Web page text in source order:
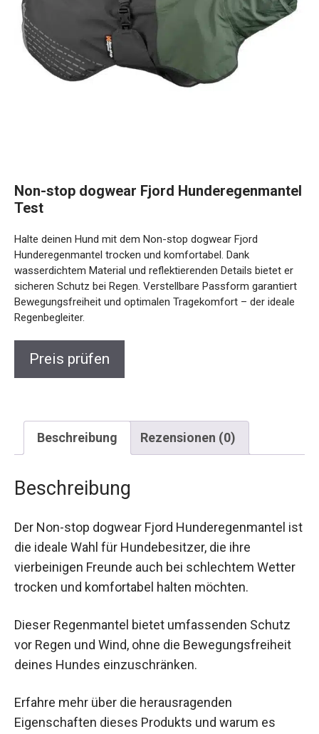
Non-stop dogwear Fjord Hunderegenmantel
Test
Halte deinen Hund mit dem Non-stop dogwear Fjord
Hunderegenmantel trocken und komfortabel. Dank
wasserdichtem Material und reflektierenden Details bietet er
sicheren Schutz bei Regen. Verstellbare Passform garantiert
Bewegungsfreiheit und optimalen Tragekomfort – der ideale
Regenbegleiter.
Preis prüfen
Beschreibung Rezensionen (0)
Beschreibung
Der Non-stop dogwear Fjord Hunderegenmantel ist
die ideale Wahl für Hundebesitzer, die ihre
vierbeinigen Freunde auch bei schlechtem Wetter
trocken und komfortabel halten möchten.
Dieser Regenmantel bietet umfassenden Schutz
vor Regen und Wind, ohne die Bewegungsfreiheit
deines Hundes einzuschränken.
Erfahre mehr über die herausragenden
Eigenschaften dieses Produkts und warum es